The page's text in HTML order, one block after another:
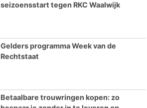
seizoensstart tegen RKC Waalwijk
Gelders programma Week van de
Rechtstaat
Betaalbare trouwringen kopen: zo